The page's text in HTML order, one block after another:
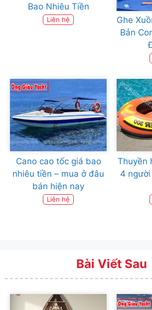
Bao Nhiêu Tiền
Liên hệ
Ghe
Bản
Cano cao tốc giá bao
nhiêu tiền – mua ở đâu
bán hiện nay
Liên hệ
Thuyền
4
Bài Viết Sau